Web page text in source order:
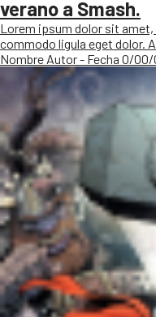
verano a Smash.
Lorem ipsum dolor sit
commodo ligula eget dolor.
Nombre Autor - Fecha 0/